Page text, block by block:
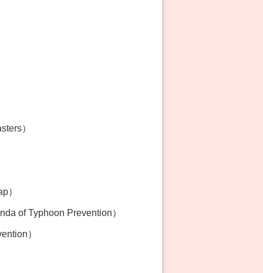
）
）
of Typhoon Prevention）
）